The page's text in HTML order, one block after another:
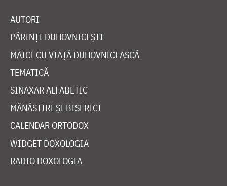
AUTORI
PĂRINȚI DUHOVNICEȘTI
MAICI CU VIAȚĂ DUHOVNICEASCĂ
TEMATICĂ
SINAXAR ALFABETIC
MĂNĂSTIRI ȘI BISERICI
CALENDAR ORTODOX
WIDGET DOXOLOGIA
RADIO DOXOLOGIA